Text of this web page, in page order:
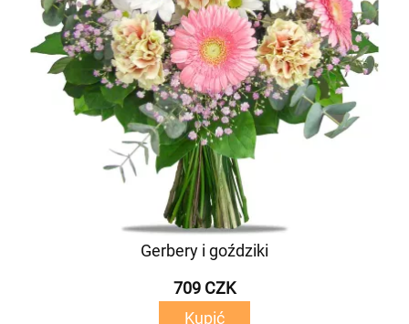
Gerbery i goździki
709 CZK
Kupić